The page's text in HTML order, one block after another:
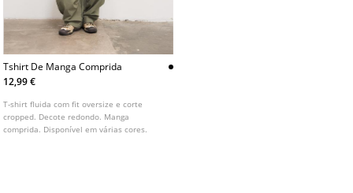
Tshirt De Manga Comprida
12,99 €
T-shirt fluida com fit oversize e corte
cropped. Decote redondo. Manga
comprida. Disponível em várias cores.